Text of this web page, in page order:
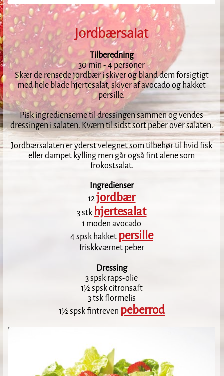
Jordbærsalat
Tilberedning
30 min - 4 personer
Skær de rensede jordbær i skiver og bland dem forsigtigt
med hele blade hjertesalat, skiver af avocado og hakket
persille.
Pisk ingredienserne til dressingen sammen og vendes
dressingen i salaten. Kværn til sidst sort peber over salaten.
Jordbærsalaten er yderst velegnet som tilbehør til hvid fisk
eller dampet kylling men går også fint alene som
frokostsalat.
Ingredienser
12jordbær
3 stk hjertesalat
1 moden avocado
4 spsk hakket persille
friskkværnet peber
Dressing
3 spsk raps-olie
1½ spsk citronsaft
3 tsk flormelis
1½ spsk fintreven peberrod